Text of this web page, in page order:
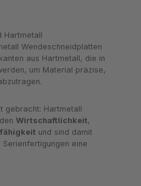
Hartmetall
Wendeschneidplatten
aus Hartmetall, die in
um Material präzise,
gebracht: Hartmetall
Wirtschaftlichkeit,
und sind damit
eine